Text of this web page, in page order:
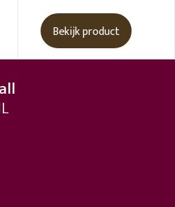
Bekijk product